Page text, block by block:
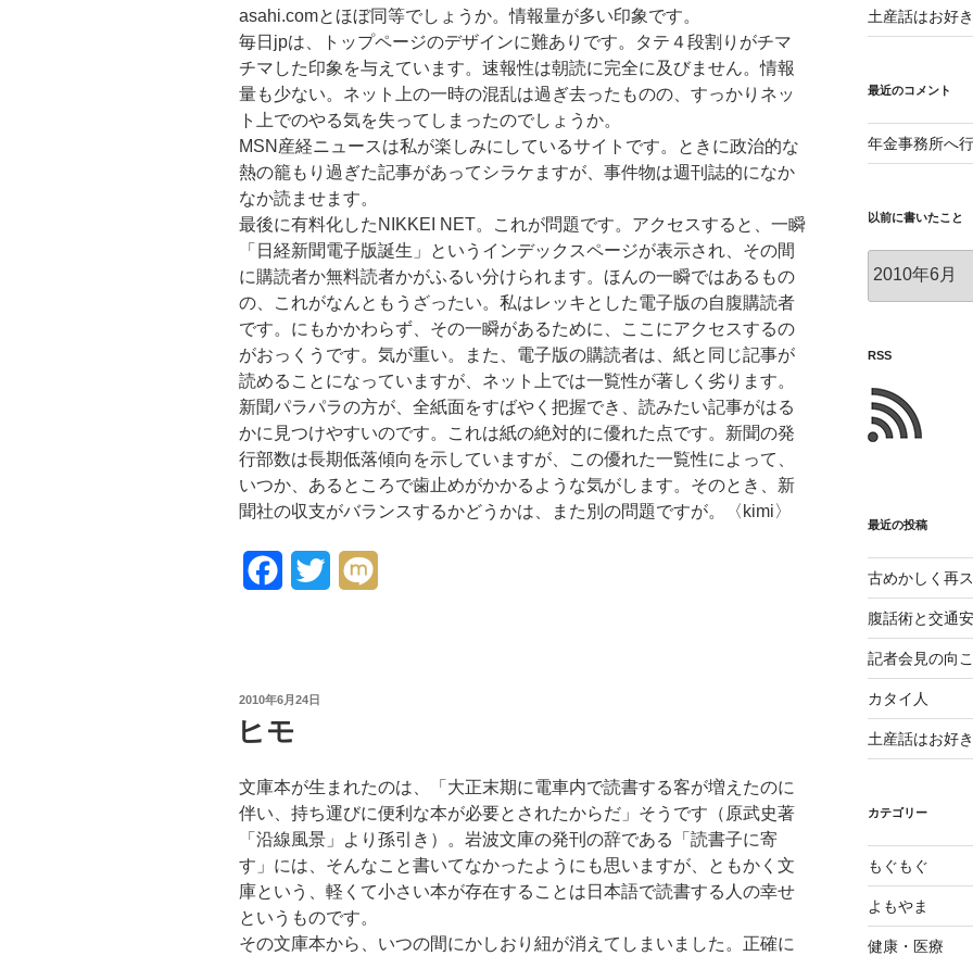
asahi.comとほぼ同等でしょうか。情報量が多い印象です。
毎日jpは、トップページのデザインに難ありです。タテ４段割りがチマ
チマした印象を与えています。速報性は朝読に完全に及びません。情報
量も少ない。ネット上の一時の混乱は過ぎ去ったものの、すっかりネッ
ト上でのやる気を失ってしまったのでしょうか。
MSN産経ニュースは私が楽しみにしているサイトです。ときに政治的な
熱の籠もり過ぎた記事があってシラケますが、事件物は週刊誌的になか
なか読ませます。
最後に有料化したNIKKEI NET。これが問題です。アクセスすると、一瞬
「日経新聞電子版誕生」というインデックスページが表示され、その間
に購読者か無料読者かがふるい分けられます。ほんの一瞬ではあるもの
の、これがなんともうざったい。私はレッキとした電子版の自腹購読者
です。にもかかわらず、その一瞬があるために、ここにアクセスするの
がおっくうです。気が重い。また、電子版の購読者は、紙と同じ記事が
読めることになっていますが、ネット上では一覧性が著しく劣ります。
新聞パラパラの方が、全紙面をすばやく把握でき、読みたい記事がはる
かに見つけやすいのです。これは紙の絶対的に優れた点です。新聞の発
行部数は長期低落傾向を示していますが、この優れた一覧性によって、
いつか、あるところで歯止めがかかるような気がします。そのとき、新
聞社の収支がバランスするかどうかは、また別の問題ですが。〈kimi〉
b
o
k
r
投
日:
2010年6月24日
ヒモ
文庫本が生まれたのは、「大正末期に電車内で読書する客が増えたのに
伴い、持ち運びに便利な本が必要とされたからだ」そうです（原武史著
「沿線風景」より孫引き）。岩波文庫の発刊の辞である「読書子に寄
す」には、そんなこと書いてなかったようにも思いますが、ともかく文
庫という、軽くて小さい本が存在することは日本語で読書する人の幸せ
というものです。
その文庫本から、いつの間にかしおり紐が消えてしまいました。正確に
土産話はお好
最近のコメント
年金事務所へ
以前に書いたこと
前
に
い
こ
と
RSS
最近の投稿
古めかしく再
腹話術と交通
記者会見の向
カタイ人
土産話はお好
カテゴリー
もぐもぐ
よもやま
健康・医療